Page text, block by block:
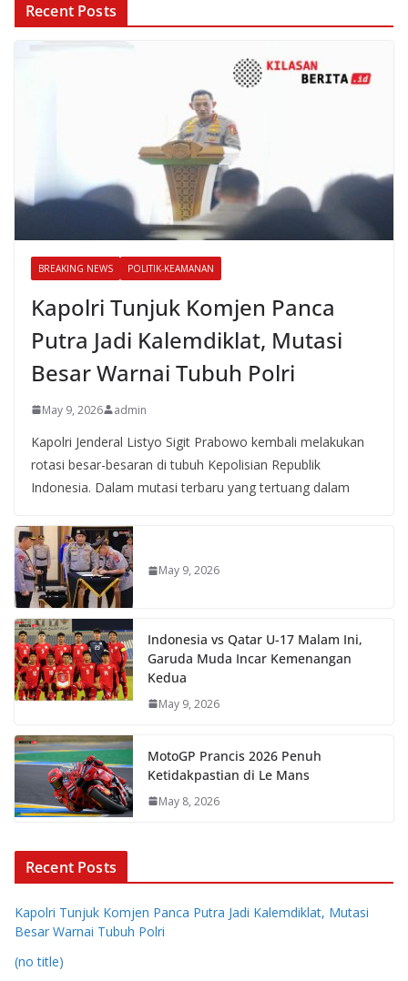
Recent Posts
BREAKING NEWS POLITIK-KEAMANAN
Kapolri Tunjuk Komjen Panca
Putra Jadi Kalemdiklat, Mutasi
Besar Warnai Tubuh Polri
May 9, 2026 admin
Kapolri Jenderal Listyo Sigit Prabowo kembali melakukan
rotasi besar-besaran di tubuh Kepolisian Republik
Indonesia. Dalam mutasi terbaru yang tertuang dalam
May 9, 2026
Indonesia vs Qatar U-17 Malam Ini,
Garuda Muda Incar Kemenangan
Kedua
May 9, 2026
MotoGP Prancis 2026 Penuh
Ketidakpastian di Le Mans
May 8, 2026
Recent Posts
Kapolri Tunjuk Komjen Panca Putra Jadi Kalemdiklat, Mutasi
Besar Warnai Tubuh Polri
(no title)